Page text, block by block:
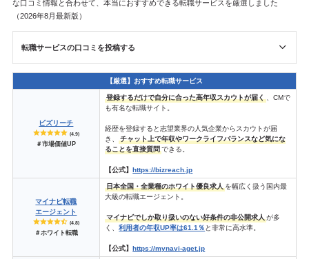
な口コミ情報と合わせて、本当におすすめできる転職サービスを厳選しました
（2026年8月最新版）
転職サービスの口コミを投稿する
【厳選】おすすめ転職サービス
ビズリーチ
(4.9)
＃市場価値UP
登録するだけで自分に合った高年収スカウトが届く 、CMで
も有名な転職サイト。
経歴を登録すると志望業界の人気企業からスカウトが届
き、チャット上で年収やワークライフバランスなど気にな
ることを直接質問できる。
【公式】 https://bizreach.jp
マイナビ転職
エージェント
(4.8)
＃ホワイト転職
日本全国・全業種のホワイト優良求人 を幅広く扱う国内最
大級の転職エージェント。
マイナビでしか取り扱いのない好条件の非公開求人が多
く、利用者の年収UP率は61.1％と非常に高水準。
【公式】 https://mynavi-aget.jp